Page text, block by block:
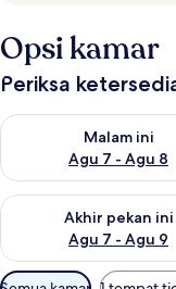
Opsi kamar
Periksa
Malam ini
Agu 7 - Agu 8
Periksa ketersediaan
Akhir pekan ini
Agu 7 - Agu 9
Periksa ketersediaan
Filter